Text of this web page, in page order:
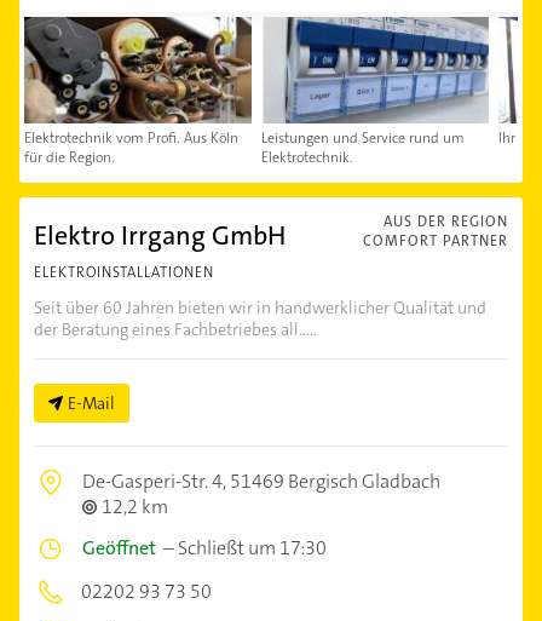
Elektrotechnik vom Profi. Aus Köln
für die Region.
Leistungen und Service rund um
Elektrotechnik.
Ihr
AUS DER REGION
COMFORT PARTNER
Elektro Irrgang GmbH
ELEKTROINSTALLATIONEN
Seit über 60 Jahren bieten wir in handwerklicher Qualität und
der Beratung eines Fachbetriebes all.....
E-Mail
De-Gasperi-Str. 4,51469 Bergisch Gladbach
12,2 km
Geöffnet –Schließt um 17:30
02202 93 73 50